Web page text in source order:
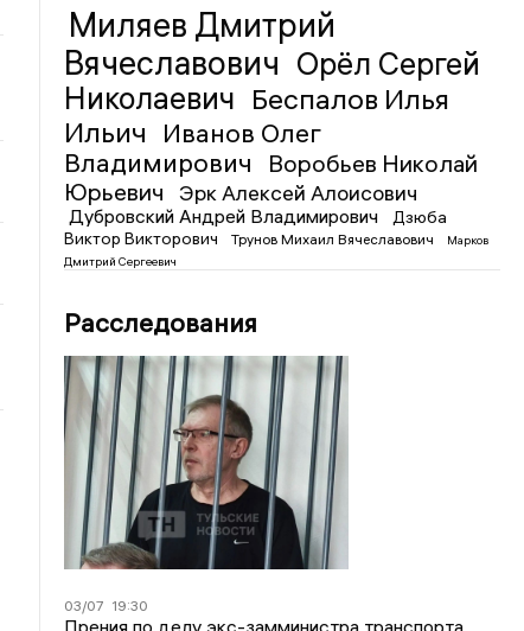
Миляев Дмитрий
Вячеславович Орёл Сергей
Николаевич Беспалов Илья
Ильич
Иванов Олег
Владимирович
Воробьев Николай
Юрьевич
Эрк Алексей Алоисович
Дубровский Андрей Владимирович
Дзюба
Виктор Викторович
Трунов Михаил Вячеславович
Марков
Дмитрий Сергеевич
Расследования
03/07 19:30
Прения по делу экс-замминистра транспорта